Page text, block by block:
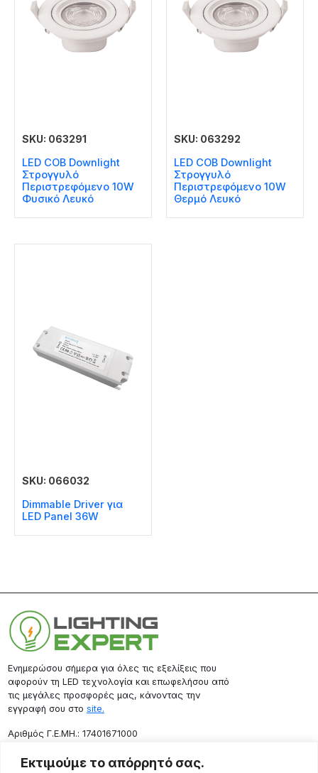
Εκτιμούμε το απόρρητό σας.
SKU: 063291
LED COB Downlight
Στρογγυλό
Περιστρεφόμενο 10W
Φυσικό Λευκό
SKU: 063292
LED COB Downlight
Στρογγυλό
Περιστρεφόμενο 10W
Θερμό Λευκό
SKU: 066032
Dimmable Driver για
LED Panel 36W
Ενημερώσου σήμερα για όλες τις εξελίξεις που
αφορούν τη LED τεχνολογία και επωφελήσου από
τις μεγάλες προσφορές μας, κάνοντας την
εγγραφή σου στο site.
Aριθμός Γ.Ε.ΜΗ.: 17401671000
Επικοινωνία